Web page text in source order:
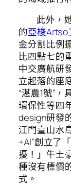
此外，
的亞梭Artso
金分割比例
比四點七的
中交廣航研
立起落的座
“湛農1號”
環保性等四
design研發
江門臺山水
+AI”創立了
擾！」牛土
種沒有標價
式。